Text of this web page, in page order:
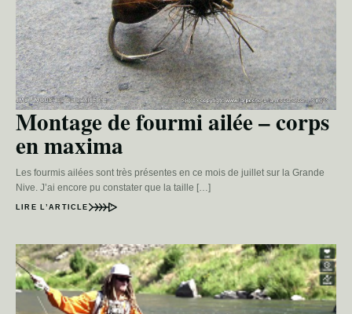
Montage de fourmi ailée – corps
en maxima
Les fourmis ailées sont très présentes en ce mois de juillet sur la Grande
Nive. J’ai encore pu constater que la taille […]
LIRE L’ARTICLE